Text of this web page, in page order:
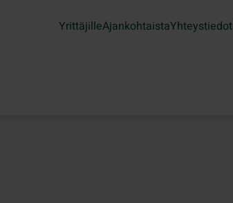
YrittäjilleAjankohtaistaYhteystiedot